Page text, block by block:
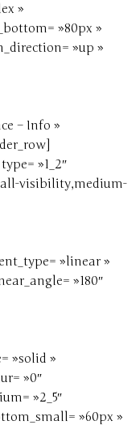
»
»80px »
»up »
– Info »
»1_2″
visibility,medium-
»linear »
»180″
»solid »
»0″
»2_5″
»60px »